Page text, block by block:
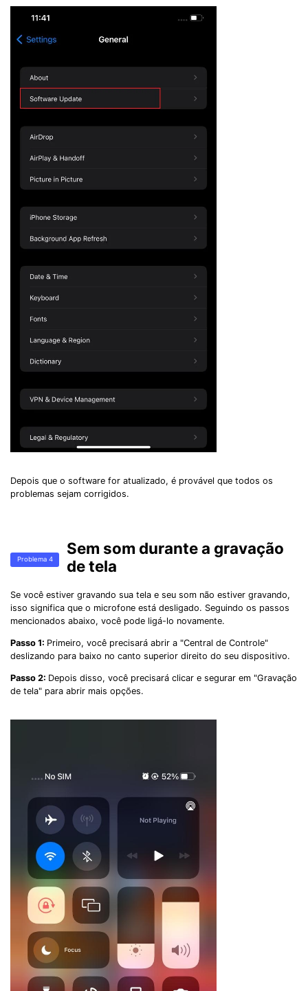
Depois que o software for atualizado, é provável que todos os
problemas sejam corrigidos.
Problema 4
Sem som durante a gravação
de tela
Se você estiver gravando sua tela e seu som não estiver gravando,
isso significa que o microfone está desligado. Seguindo os passos
mencionados abaixo, você pode ligá-lo novamente.
Passo 1: Primeiro, você precisará abrir a "Central de Controle"
deslizando para baixo no canto superior direito do seu dispositivo.
Passo 2: Depois disso, você precisará clicar e segurar em "Gravação
de tela" para abrir mais opções.